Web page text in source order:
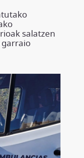
salatzen